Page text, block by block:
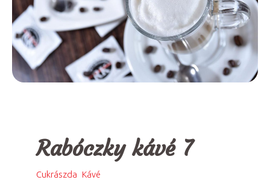
Rabóczky kávé 7
Cukrászda Kávé